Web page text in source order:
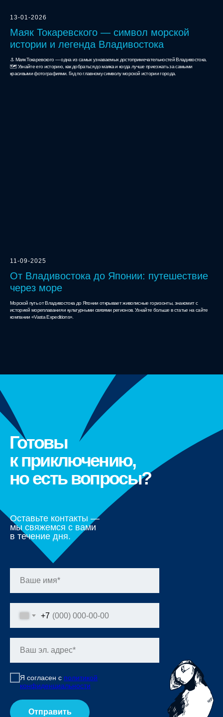
13-01-2026
Маяк Токаревского — символ морской
истории и легенда Владивостока
⚓ Маяк Токаревского — одна из самых узнаваемых достопримечательностей Владивостока.
🗺️ Узнайте его историю, как добраться до маяка и когда лучше приезжать за самыми
красивыми фотографиями. Гид по главному символу морской истории города.
11-09-2025
От Владивостока до Японии: путешествие
через море
Морской путь от Владивостока до Японии открывает живописные горизонты, знакомит с
историей мореплавания и культурными связями регионов. Узнайте больше в статье на сайте
компании «Vasta Expeditions».
Готовы
к приключению,
но есть вопросы?
Оставьте контакты —
мы свяжемся с вами
в течение дня.
+7
Я согласен с политикой
конфиденциальности
Отправить